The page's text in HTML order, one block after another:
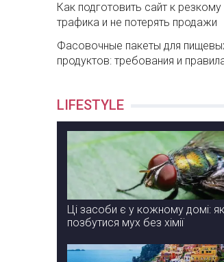
Как подготовить сайт к
трафика и не потерять продажи
Фасовочные пакеты для
продуктов: требования и
LIFESTYLE
Ці засоби є у кожному домі:
позбутися мух без хімії